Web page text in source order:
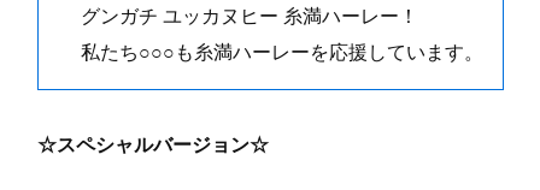
グンガチ ユッカヌヒー 糸満ハーレー！
私たち○○○も糸満ハーレーを応援しています。
☆スペシャルバージョン☆